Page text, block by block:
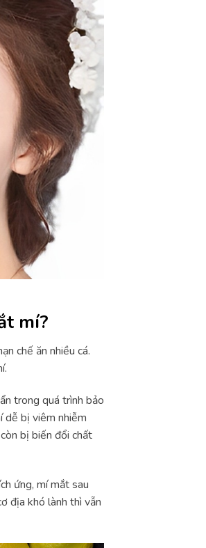
mí?
chế ăn nhiều cá.
trong quá trình bảo
dễ bị viêm nhiễm
bị biến đổi chất
ứng, mí mắt sau
địa khó lành thì vẫn